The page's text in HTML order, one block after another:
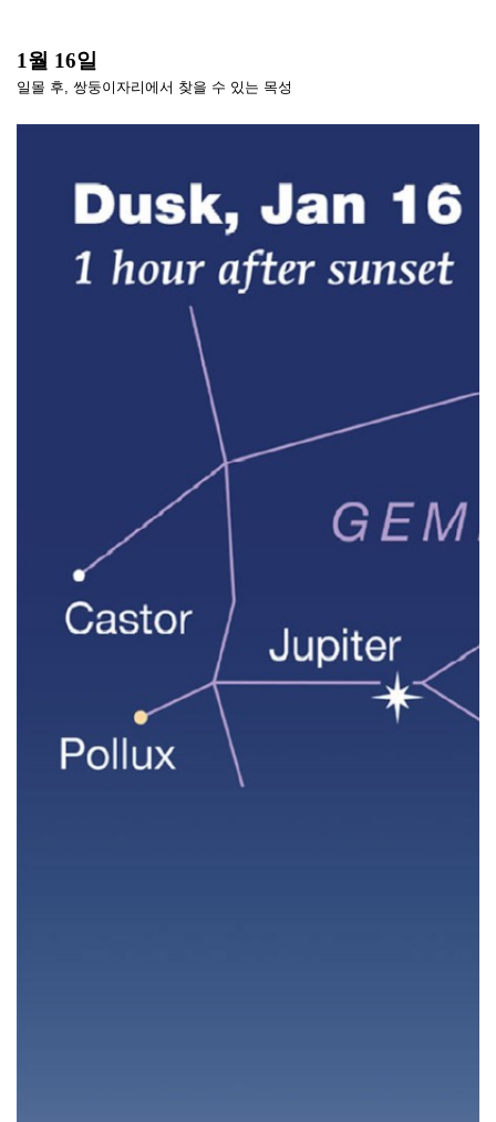
1월 16일
일몰 후, 쌍둥이자리에서 찾을 수 있는 목성